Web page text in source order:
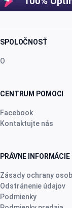
“Sinto falta
pred 2 mesiacmi
Robert
“Doskonała
kontrolę na
pred 2 mesiacmi
SPOLOČNOSŤ
O
CENTRUM POMOCI
Facebook
Kontaktujte nás
PRÁVNE INFORMÁCIE
Zásady ochrany
Odstránenie údajov
Podmienky